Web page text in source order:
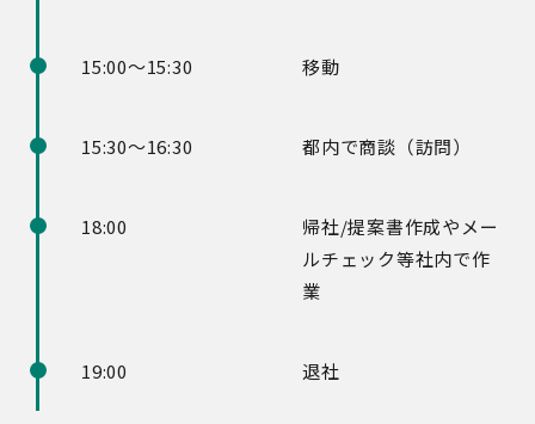
15:00～15:30 移動
15:30～16:30 都内で商談（訪問）
18:00
帰社/提案書作成やメー
ルチェック等社内で作
業
19:00 退社